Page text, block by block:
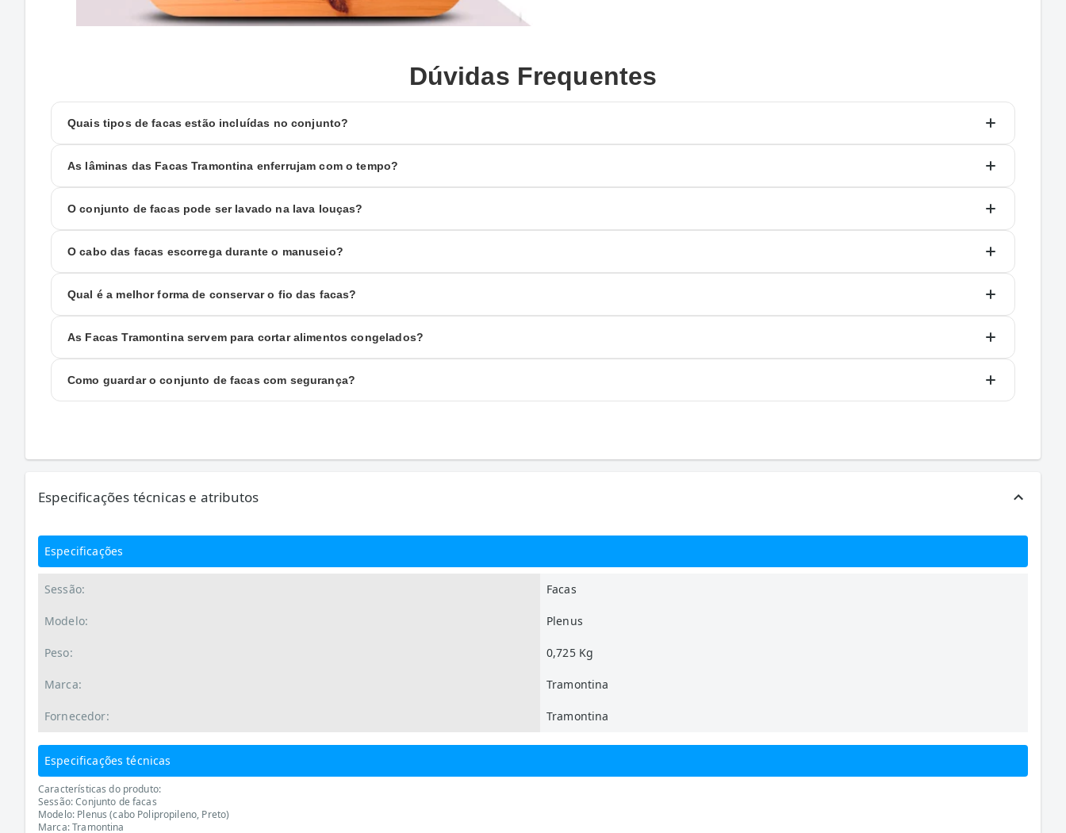
Dúvidas Frequentes
Quais tipos de facas estão incluídas no conjunto?
As lâminas das Facas Tramontina enferrujam com o tempo?
O conjunto de facas pode ser lavado na lava louças?
O cabo das facas escorrega durante o manuseio?
Qual é a melhor forma de conservar o fio das facas?
As Facas Tramontina servem para cortar alimentos congelados?
Como guardar o conjunto de facas com segurança?
Especificações técnicas e atributos
Especificações
Sessão: Facas
Modelo: Plenus
Peso: 0,725 Kg
Marca: Tramontina
Fornecedor: Tramontina
Especificações técnicas
Características do produto:
Sessão: Conjunto de facas
Modelo: Plenus (cabo Polipropileno, Preto)
Marca: Tramontina